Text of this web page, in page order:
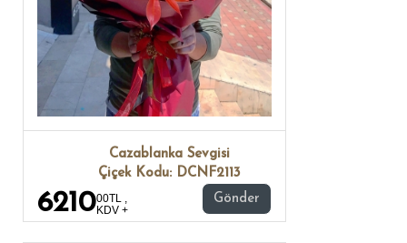
Cazablanka Sevgisi
Çiçek Kodu: DCNF2113
621000TL ,
KDV +
Gönder